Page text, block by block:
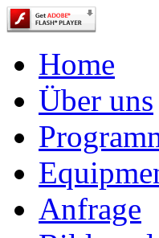
Home
Über uns
Anfrage